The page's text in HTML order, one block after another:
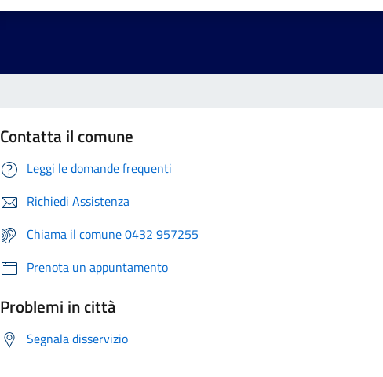
Contatta il comune
Leggi le domande frequenti
Richiedi Assistenza
Chiama il comune 0432 957255
Prenota un appuntamento
Problemi in città
Segnala disservizio